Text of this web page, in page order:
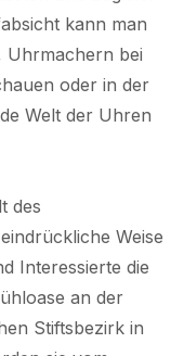
kann man
Uhrmachern bei
oder in der
Welt der Uhren
des
Weise
Interessierte die
an der
Stiftsbezirk in